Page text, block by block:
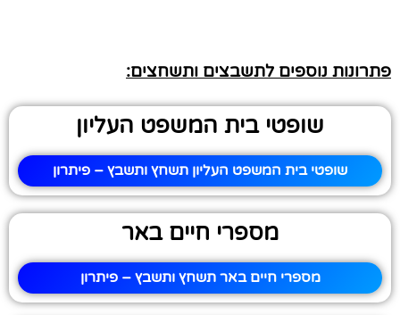
פתרונות נוספים לתשבצים ותשחצים:
שופטי בית המשפט העליון
שופטי בית המשפט העליון תשחץ ותשבץ – פיתרון
מספרי חיים באר
מספרי חיים באר תשחץ ותשבץ – פיתרון